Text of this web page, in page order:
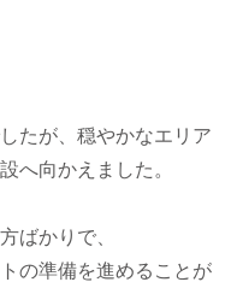
たが、穏やかなエリア
へ向かえました。
ばかりで、
の準備を進めることが